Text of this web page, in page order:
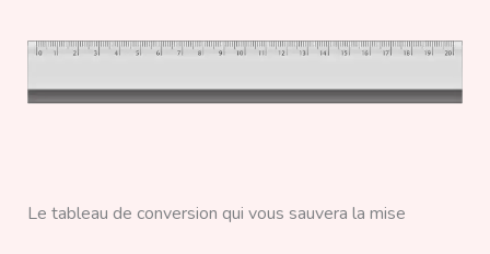
Le tableau de conversion qui vous sauvera la mise